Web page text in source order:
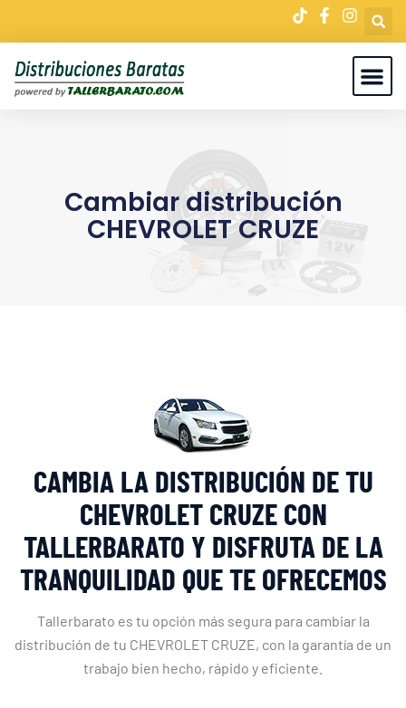
Cambiar distribución
CHEVROLET CRUZE
CAMBIA LA DISTRIBUCIÓN DE TU
CHEVROLET CRUZE CON
TALLERBARATO Y DISFRUTA DE LA
TRANQUILIDAD QUE TE OFRECEMOS
Tallerbarato es tu opción más segura para cambiar la
distribución de tu CHEVROLET CRUZE, con la garantía de un
trabajo bien hecho, rápido y eficiente.